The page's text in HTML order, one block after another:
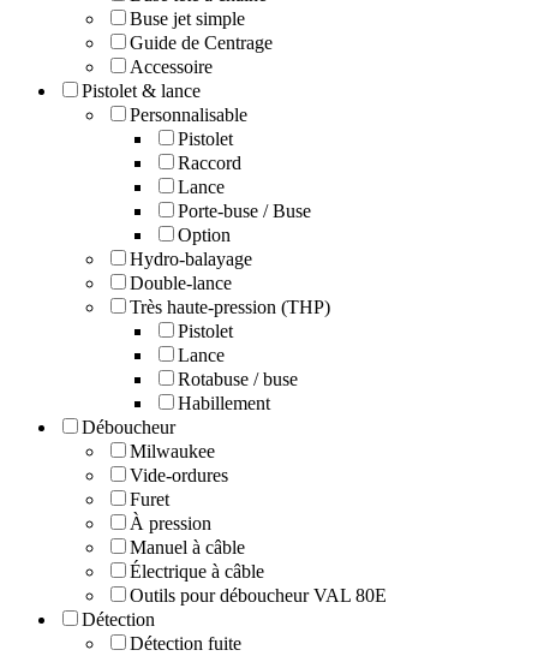
Buse jet simple
Guide de Centrage
Accessoire
Pistolet & lance
Personnalisable
Pistolet
Raccord
Lance
Porte-buse / Buse
Option
Hydro-balayage
Double-lance
Très haute-pression (THP)
Pistolet
Lance
Rotabuse / buse
Habillement
Déboucheur
Milwaukee
Vide-ordures
Furet
À pression
Manuel à câble
Électrique à câble
Outils pour déboucheur VAL 80E
Détection
Détection fuite